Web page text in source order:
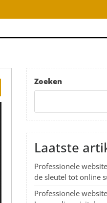
Zoeken
Laatste
Professionele
de sleutel tot online
Professionele